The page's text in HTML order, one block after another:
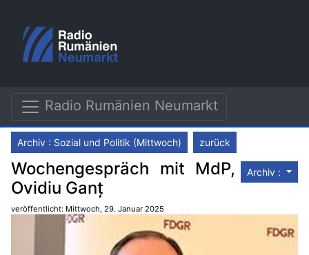
Radio Rumänien Neumarkt
Archiv : Sozial und Politik (Mittwoch) zurück
Archiv :
Wochengespräch mit MdP,
Ovidiu Ganț
veröffentlicht: Mittwoch, 29. Januar 2025